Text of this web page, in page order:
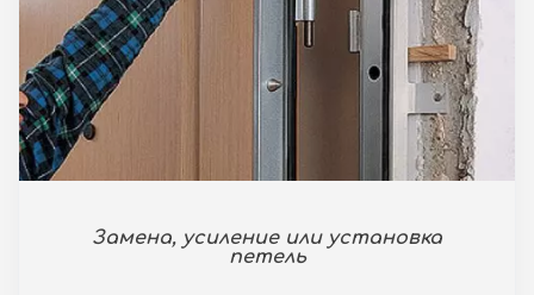
Замена, усиление или установка
петель